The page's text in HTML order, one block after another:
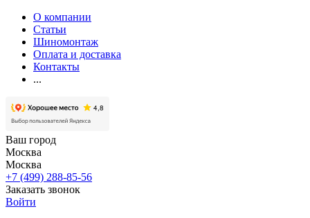
О компании
Статьи
Шиномонтаж
Оплата и доставка
Контакты
...
Ваш город
Москва
Москва
+7 (499) 288-85-56
Заказать звонок
Войти